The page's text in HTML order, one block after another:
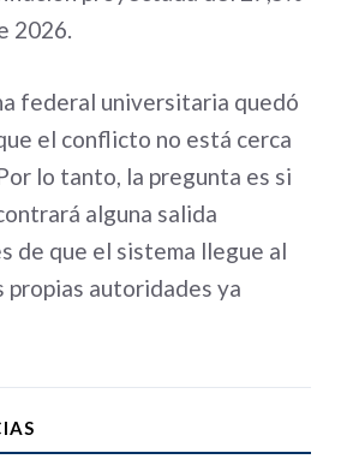
2026.
federal universitaria quedó
el conflicto no está cerca
lo tanto, la pregunta es si
alguna salida
de que el sistema llegue al
propias autoridades ya